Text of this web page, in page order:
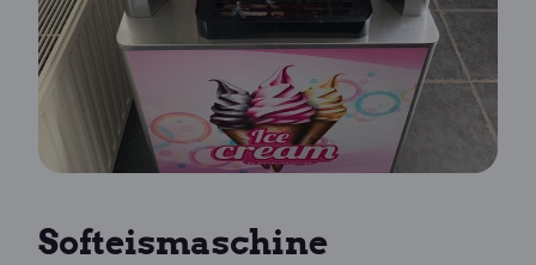
Softeismaschine